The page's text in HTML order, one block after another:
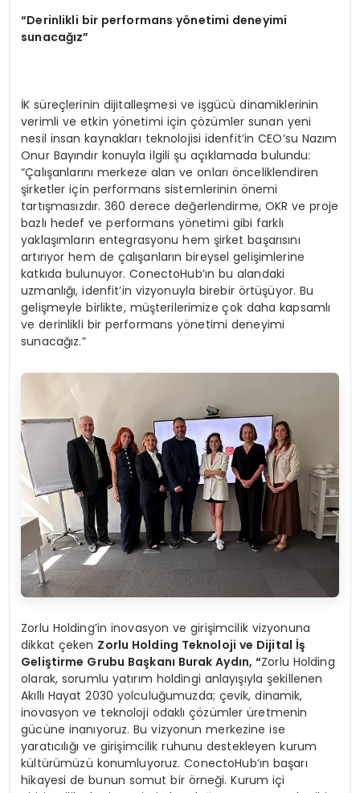
“Derinlikli bir performans yönetimi deneyimi
sunacağız”
İK süreçlerinin dijitalleşmesi ve işgücü dinamiklerinin
verimli ve etkin yönetimi için çözümler sunan yeni
nesil insan kaynakları teknolojisi idenfit’in CEO’su Nazım
Onur Bayındır konuyla ilgili şu açıklamada bulundu:
“Çalışanlarını merkeze alan ve onları önceliklendiren
şirketler için performans sistemlerinin önemi
tartışmasızdır. 360 derece değerlendirme, OKR ve proje
bazlı hedef ve performans yönetimi gibi farklı
yaklaşımların entegrasyonu hem şirket başarısını
artırıyor hem de çalışanların bireysel gelişimlerine
katkıda bulunuyor. ConectoHub’ın bu alandaki
uzmanlığı, idenfit’in vizyonuyla birebir örtüşüyor. Bu
gelişmeyle birlikte, müşterilerimize çok daha kapsamlı
ve derinlikli bir performans yönetimi deneyimi
sunacağız.”
Zorlu Holding’in inovasyon ve girişimcilik vizyonuna
dikkat çeken Zorlu Holding Teknoloji ve Dijital İş
Geliştirme Grubu Başkanı Burak Aydın,“Zorlu Holding
olarak, sorumlu yatırım holdingi anlayışıyla şekillenen
Akıllı Hayat 2030 yolculuğumuzda; çevik, dinamik,
inovasyon ve teknoloji odaklı çözümler üretmenin
gücüne inanıyoruz. Bu vizyonun merkezine ise
yaratıcılığı ve girişimcilik ruhunu destekleyen kurum
kültürümüzü konumluyoruz. ConectoHub’ın başarı
hikayesi de bunun somut bir örneği. Kurum içi